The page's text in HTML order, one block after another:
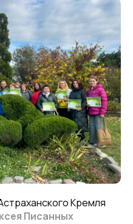
Кремля
Писанных